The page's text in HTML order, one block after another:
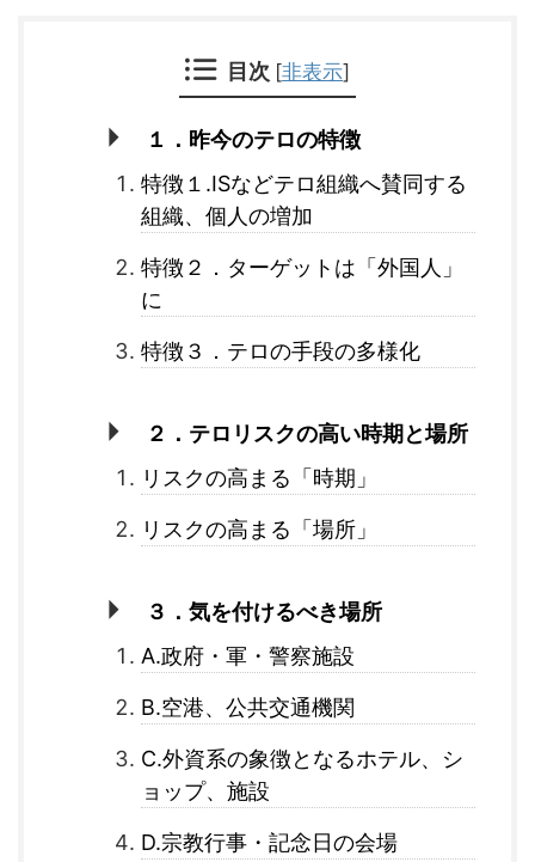
目次 [非表示]
１．昨今のテロの特徴
特徴１.ISなどテロ組織へ賛同する
組織、個人の増加
特徴２．ターゲットは「外国人」
に
特徴３．テロの手段の多様化
２．テロリスクの高い時期と場所
リスクの高まる「時期」
リスクの高まる「場所」
３．気を付けるべき場所
A.政府・軍・警察施設
B.空港、公共交通機関
C.外資系の象徴となるホテル、シ
ョップ、施設
D.宗教行事・記念日の会場